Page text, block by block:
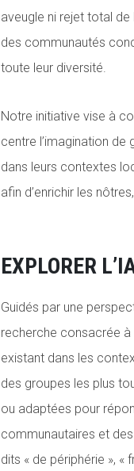
aveugle ni rejet total
des communautés
toute leur diversité.
Notre initiative vise à
centre l’imagination
dans leurs contextes
afin d’enrichir les
EXPLORER
Guidés par une
recherche consacrée à
existant dans les
des groupes les plus
ou adaptées pour
communautaires et
dits « de périphérie », «